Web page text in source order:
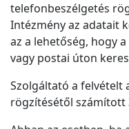
telefonbeszélgetés
Intézmény az adatait
az a lehetőség, hogy
vagy postai úton
Szolgáltató a felvételt
rögzítésétől számított